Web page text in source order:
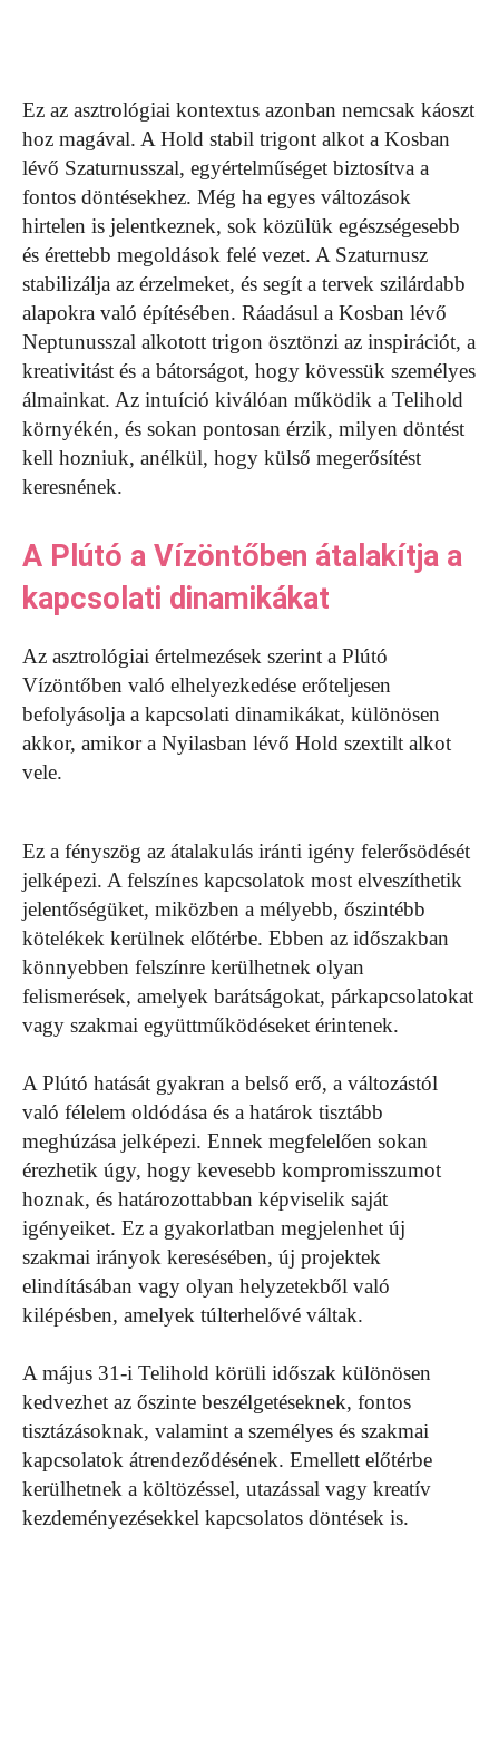
Ez az asztrológiai kontextus azonban nemcsak káoszt
hoz magával. A Hold stabil trigont alkot a Kosban
lévő Szaturnusszal, egyértelműséget biztosítva a
fontos döntésekhez. Még ha egyes változások
hirtelen is jelentkeznek, sok közülük egészségesebb
és érettebb megoldások felé vezet. A Szaturnusz
stabilizálja az érzelmeket, és segít a tervek szilárdabb
alapokra való építésében. Ráadásul a Kosban lévő
Neptunusszal alkotott trigon ösztönzi az inspirációt, a
kreativitást és a bátorságot, hogy kövessük személyes
álmainkat. Az intuíció kiválóan működik a Telihold
környékén, és sokan pontosan érzik, milyen döntést
kell hozniuk, anélkül, hogy külső megerősítést
keresnének.
A Plútó a Vízöntőben átalakítja a
kapcsolati dinamikákat
Az asztrológiai értelmezések szerint a Plútó
Vízöntőben való elhelyezkedése erőteljesen
befolyásolja a kapcsolati dinamikákat, különösen
akkor, amikor a Nyilasban lévő Hold szextilt alkot
vele.
Ez a fényszög az átalakulás iránti igény felerősödését
jelképezi. A felszínes kapcsolatok most elveszíthetik
jelentőségüket, miközben a mélyebb, őszintébb
kötelékek kerülnek előtérbe. Ebben az időszakban
könnyebben felszínre kerülhetnek olyan
felismerések, amelyek barátságokat, párkapcsolatokat
vagy szakmai együttműködéseket érintenek.
A Plútó hatását gyakran a belső erő, a változástól
való félelem oldódása és a határok tisztább
meghúzása jelképezi. Ennek megfelelően sokan
érezhetik úgy, hogy kevesebb kompromisszumot
hoznak, és határozottabban képviselik saját
igényeiket. Ez a gyakorlatban megjelenhet új
szakmai irányok keresésében, új projektek
elindításában vagy olyan helyzetekből való
kilépésben, amelyek túlterhelővé váltak.
A május 31-i Telihold körüli időszak különösen
kedvezhet az őszinte beszélgetéseknek, fontos
tisztázásoknak, valamint a személyes és szakmai
kapcsolatok átrendeződésének. Emellett előtérbe
kerülhetnek a költözéssel, utazással vagy kreatív
kezdeményezésekkel kapcsolatos döntések is.